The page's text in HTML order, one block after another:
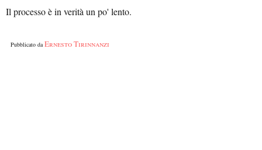
Il processo è in verità un po' lento.
Pubblicato daErnesto Tirinnanzi